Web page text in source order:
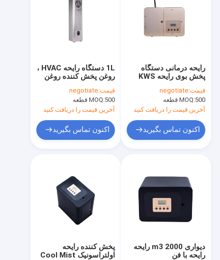
1L دستگاه رایحه HVAC ،
روغن پخش کننده روغن
میلی متر
قیمت:negotiate
MOQ:500 قطعه
آخرین قیمت را دریافت کنید
اکنون تماس بگیرید
رایحه درمانی دستگاه
پخش بوی رایحه KWS
قیمت:negotiate
MOQ:500 قطعه
آخرین قیمت را دریافت کنید
اکنون تماس بگیرید
پخش کننده رایحه
اولتراسونیک Cool Mist
دیواری 2000 m3 رایحه
رایحه با فن